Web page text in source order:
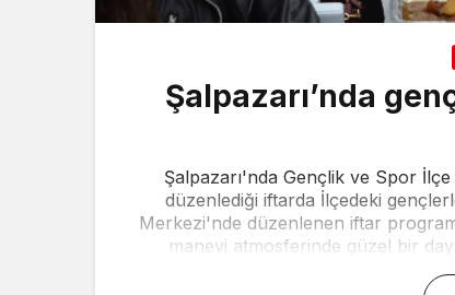
Şalpazarı’nda
Şalpazarı'nda Gençlik ve Spor
düzenlediği iftarda İlçedeki
Merkezi'nde düzenlenen iftar
manevi atmosferinde güzel bir